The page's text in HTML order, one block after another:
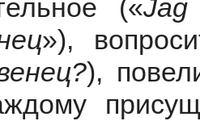
(«Jag
»),
),
присущ